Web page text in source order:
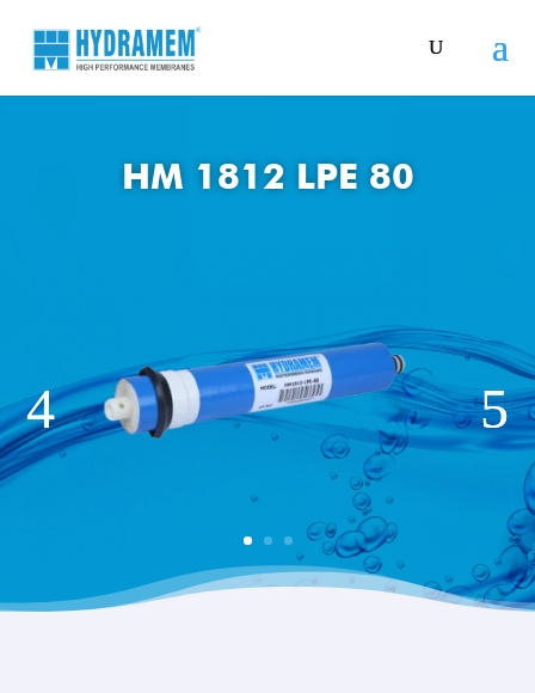
HM 1812 LPE 80